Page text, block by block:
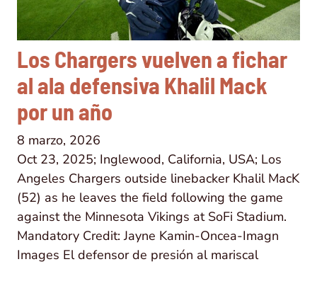
Los Chargers vuelven a fichar
al ala defensiva Khalil Mack
por un año
8 marzo, 2026
Oct 23, 2025; Inglewood, California, USA; Los
Angeles Chargers outside linebacker Khalil MacK
(52) as he leaves the field following the game
against the Minnesota Vikings at SoFi Stadium.
Mandatory Credit: Jayne Kamin-Oncea-Imagn
Images El defensor de presión al mariscal